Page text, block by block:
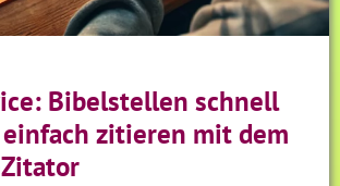
Bibelstellen schnell
zitieren mit dem